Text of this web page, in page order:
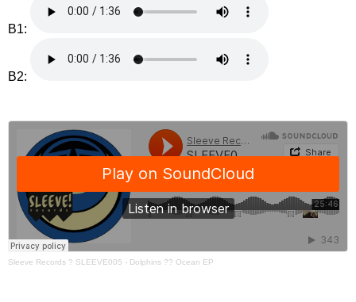
B1:
B2:
Sleeve Records ? SLEEVE005 - Dolphins ?? Ocean EP